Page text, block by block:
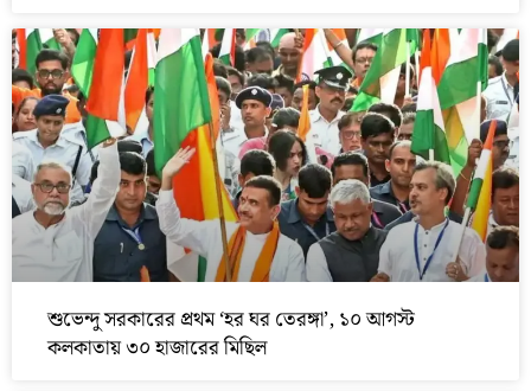
শুভেন্দু সরকারের প্রথম ‘হর ঘর তেরঙ্গা’, ১০ আগস্ট
কলকাতায় ৩০ হাজারের মিছিল